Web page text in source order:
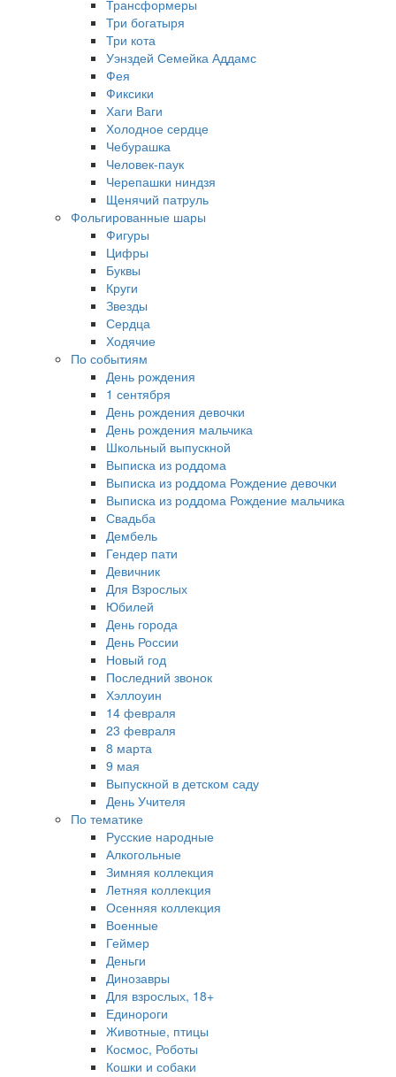
Трансформеры
Три богатыря
Три кота
Уэнздей Семейка Аддамс
Фея
Фиксики
Хаги Ваги
Холодное сердце
Чебурашка
Человек-паук
Черепашки ниндзя
Щенячий патруль
Фольгированные шары
Фигуры
Цифры
Буквы
Круги
Звезды
Сердца
Ходячие
По событиям
День рождения
1 сентября
День рождения девочки
День рождения мальчика
Школьный выпускной
Выписка из роддома
Выписка из роддома Рождение девочки
Выписка из роддома Рождение мальчика
Свадьба
Дембель
Гендер пати
Девичник
Для Взрослых
Юбилей
День города
День России
Новый год
Последний звонок
Хэллоуин
14 февраля
23 февраля
8 марта
9 мая
Выпускной в детском саду
День Учителя
По тематике
Русские народные
Алкогольные
Зимняя коллекция
Летняя коллекция
Осенняя коллекция
Военные
Геймер
Деньги
Динозавры
Для взрослых, 18+
Единороги
Животные, птицы
Космос, Роботы
Кошки и собаки